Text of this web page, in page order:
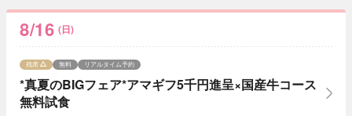
8/16 (日)
*真夏のBIGフェア*アマギフ5千円進呈×国産牛コース
無料試食
残席 無料 リアルタイム予約